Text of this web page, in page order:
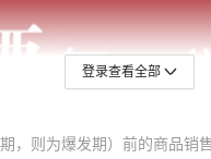
登录查看全部
，则为爆发期）前的商品